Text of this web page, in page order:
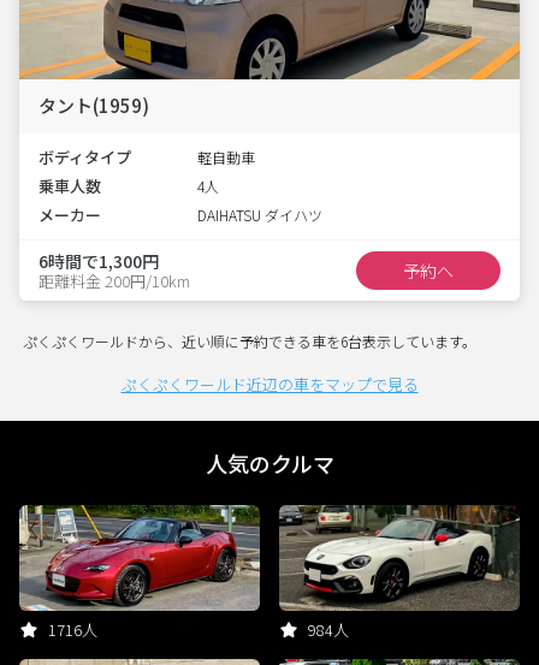
タント(1959)
ボディタイプ 軽自動車
乗車人数 4人
メーカー DAIHATSU ダイハツ
6時間で1,300円
距離料金 200円/10km 予約へ
ぷくぷくワールドから、近い順に予約できる車を6台表示しています。
ぷくぷくワールド近辺の車をマップで見る
人気のクルマ
1716人 984人